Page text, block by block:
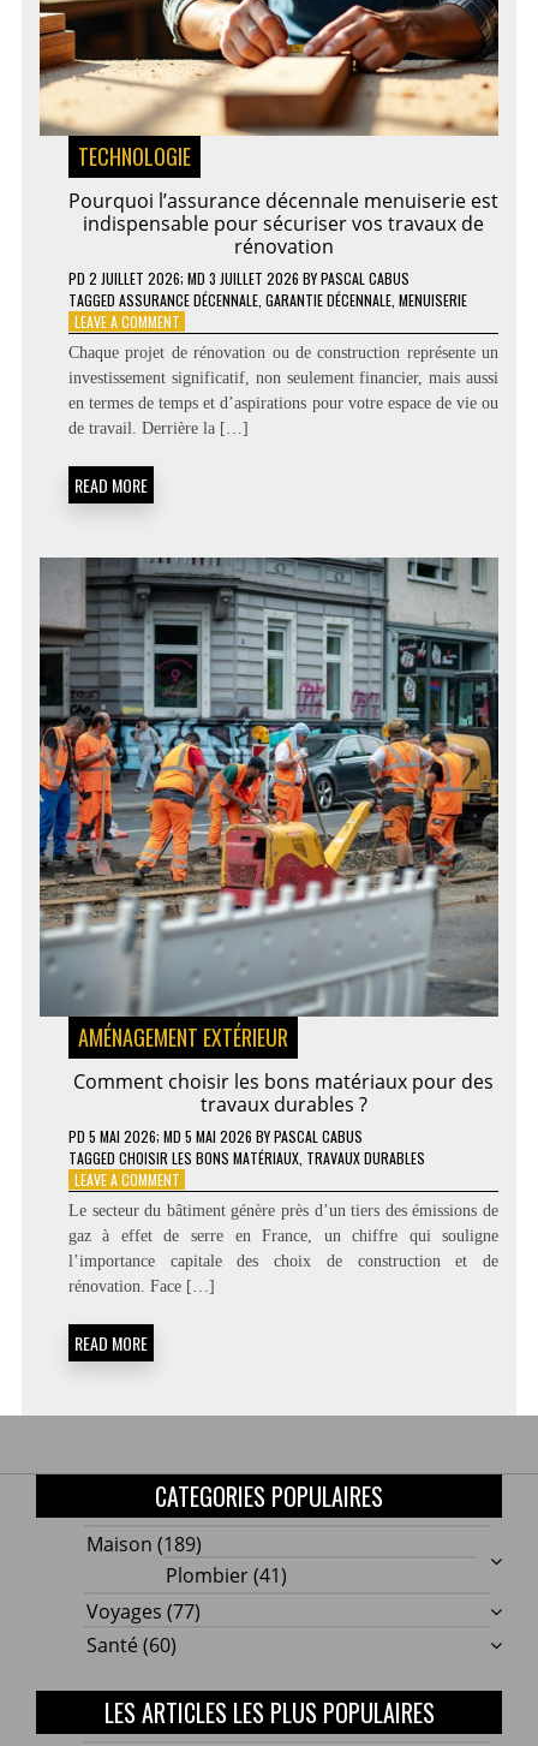
TECHNOLOGIE
Pourquoi l’assurance décennale menuiserie est
indispensable pour sécuriser vos travaux de
rénovation
PD 2 JUILLET 2026; MD 3 JUILLET 2026 BYPASCAL CABUS
TAGGED ASSURANCE DÉCENNALE, GARANTIE DÉCENNALE, MENUISERIE
LEAVE A COMMENTON
POURQUOI
L’ASSURANCE
DÉCENNALE
MENUISERIE
EST
DE
RÉNOVATION
Chaque projet de rénovation ou de construction représente un
investissement significatif, non seulement financier, mais aussi
en termes de temps et d’aspirations pour votre espace de vie ou
de travail. Derrière la […]
READ MORE
AMÉNAGEMENT EXTÉRIEUR
Comment choisir les bons matériaux pour des
travaux durables ?
PD 5 MAI 2026; MD 5 MAI 2026 BYPASCAL CABUS
TAGGED CHOISIR LES BONS MATÉRIAUX, TRAVAUX DURABLES
LEAVE A COMMENTON
COMMENT
CHOISIR
LES
BONS
MATÉRIAUX
Le secteur du bâtiment génère près d’un tiers des émissions de
gaz à effet de serre en France, un chiffre qui souligne
l’importance capitale des choix de construction et de
rénovation. Face […]
READ MORE
CATEGORIES POPULAIRES
Maison (189)
Plombier(41)
Voyages (77)
Santé (60)
LES ARTICLES LES PLUS POPULAIRES